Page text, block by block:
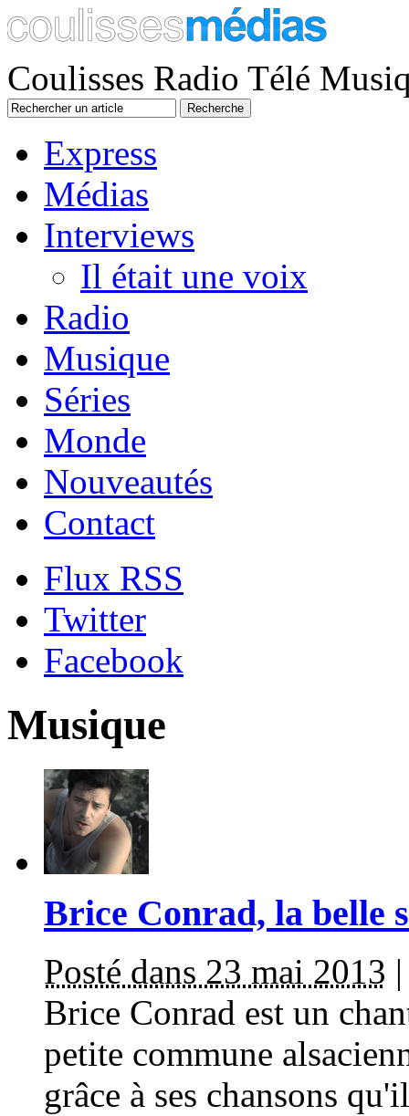
Coulisses Radio Télé
Express
Médias
Interviews
Il était une voix
Radio
Musique
Séries
Monde
Nouveautés
Contact
Flux RSS
Twitter
Facebook
Musique
Brice Conrad, la belle
Posté dans 23 mai 2013
Brice Conrad est un
petite commune
grâce à ses chansons